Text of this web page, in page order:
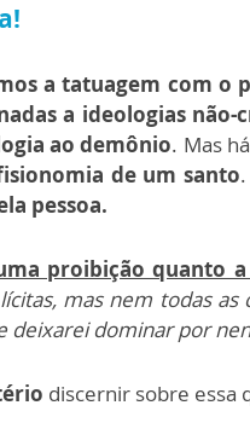
a tatuagem com o
a ideologias não-
ao demônio. Mas
de um santo
pessoa.
proibição quanto
mas nem todas
deixarei dominar por
discernir sobre essa